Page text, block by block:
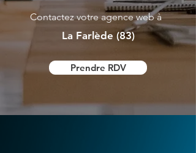
Contactez votre agence web à
La Farlède (83)
Prendre RDV